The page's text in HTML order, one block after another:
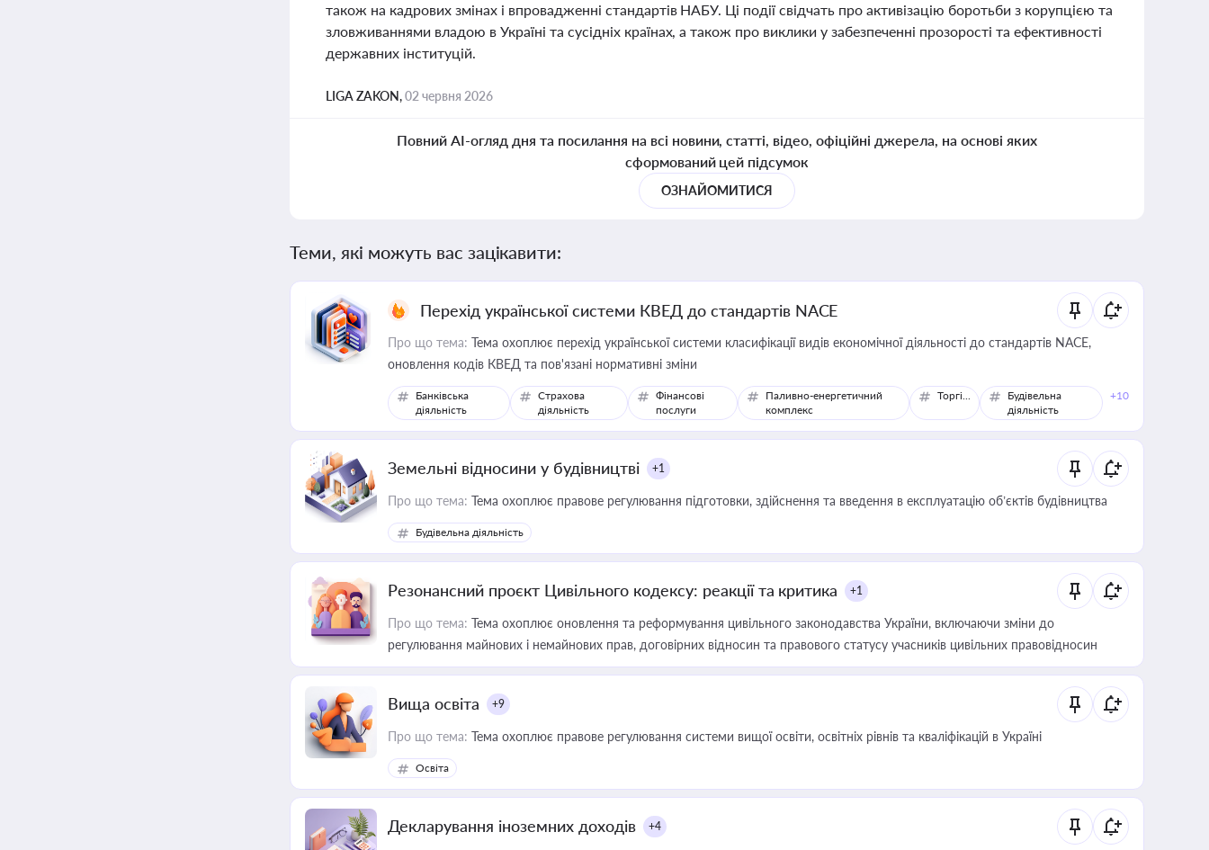
також на кадрових змінах і впровадженні стандартів НАБУ. Ці події свідчать про активізацію боротьби з корупцією та
зловживаннями владою в Україні та сусідніх країнах, а також про виклики у забезпеченні прозорості та ефективності
державних інституцій.
LIGA ZAKON,02 червня 2026
Повний AI-огляд дня та посилання на всі новини, статті, відео, офіційні джерела, на основі яких
сформований цей підсумок
ОЗНАЙОМИТИСЯ
Теми, які можуть вас зацікавити:
Перехід української системи КВЕД до стандартів NACE
Про що тема: Тема охоплює перехід української системи класифікації видів економічної діяльності до стандартів NACE,
оновлення кодів КВЕД та пов'язані нормативні зміни
Банківська
діяльність
Страхова
діяльність
Фінансові
послуги
Паливно-енергетичний
комплекс
Торгівля
Будівельна
діяльність
+10
Земельні відносини у будівництві +1
Про що тема: Тема охоплює правове регулювання підготовки, здійснення та введення в експлуатацію об’єктів будівництва
Будівельна діяльність
Резонансний проєкт Цивільного кодексу: реакції та критика +1
Про що тема: Тема охоплює оновлення та реформування цивільного законодавства України, включаючи зміни до
регулювання майнових і немайнових прав, договірних відносин та правового статусу учасників цивільних правовідносин
Вища освіта +9
Про що тема: Тема охоплює правове регулювання системи вищої освіти, освітніх рівнів та кваліфікацій в Україні
Освіта
Декларування іноземних доходів +4